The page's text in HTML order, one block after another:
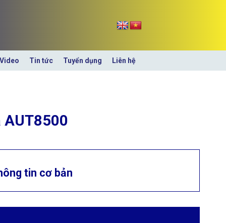
Video Tin tức Tuyển dụng Liên hệ
AUT8500
tin cơ bản